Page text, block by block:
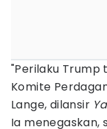
"Perilaku Trump
Komite
Lange, dilansir
Ia menegaskan,